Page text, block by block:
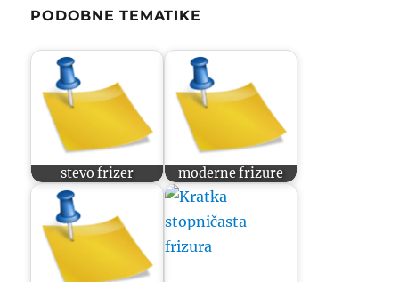
PODOBNE TEMATIKE
stevo frizer moderne frizure